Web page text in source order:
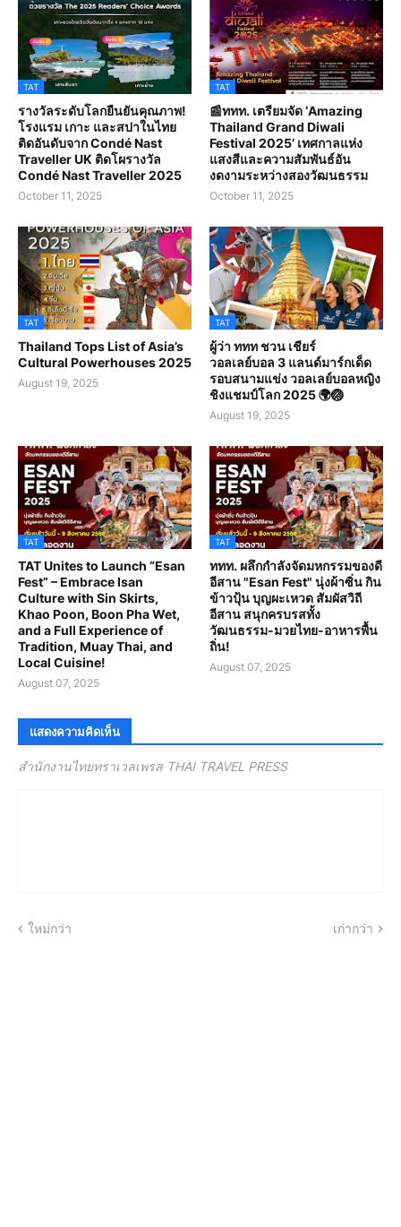
TAT
รางวัลระดับโลกยืนยันคุณภาพ!
โรงแรม เกาะ และสปาในไทย
ติดอันดับจาก Condé Nast
Traveller UK ติดโผรางวัล
Condé Nast Traveller 2025
October 11, 2025
TAT
📰ททท. เตรียมจัด ‘Amazing
Thailand Grand Diwali
Festival 2025’ เทศกาลแห่ง
แสงสีและความสัมพันธ์อัน
งดงามระหว่างสองวัฒนธรรม
October 11, 2025
TAT
Thailand Tops List of Asia’s
Cultural Powerhouses 2025
August 19, 2025
TAT
ผู้ว่า ททท ชวน เชียร์
วอลเลย์บอล 3 แลนด์มาร์กเด็ด
รอบสนามแข่ง วอลเลย์บอลหญิง
ชิงแชมป์โลก 2025 🌍🏐
August 19, 2025
TAT
TAT Unites to Launch “Esan
Fest” – Embrace Isan
Culture with Sin Skirts,
Khao Poon, Boon Pha Wet,
and a Full Experience of
Tradition, Muay Thai, and
Local Cuisine!
August 07, 2025
TAT
ททท. ผลึกกำลังจัดมหกรรมของดี
อีสาน "Esan Fest" นุ่งผ้าซิ่น กิน
ข้าวปุ้น บุญผะเหวด สัมผัสวิถี
อีสาน สนุกครบรสทั้ง
วัฒนธรรม-มวยไทย-อาหารพื้น
ถิ่น!
August 07, 2025
แสดงความคิดเห็น
สำนักงานไทยทราเวลเพรส THAI TRAVEL PRESS
ใหม่กว่า เก่ากว่า